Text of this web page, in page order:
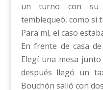
un turno con su
temblequeó, como si
Para mí, el caso
En frente de casa
Elegí una mesa
después llegó un
Bouchón salió con